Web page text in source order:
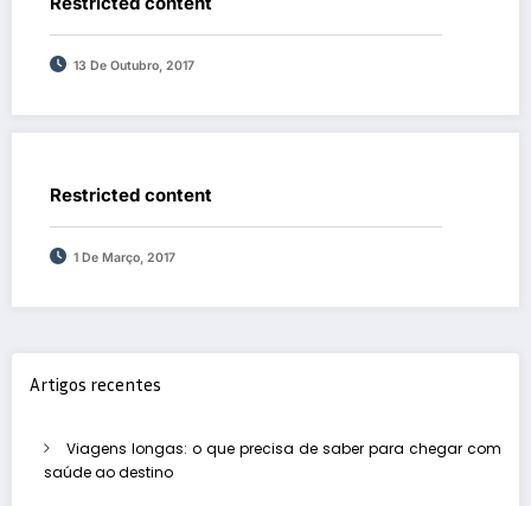
13 De Outubro, 2017
Restricted content
1 De Março, 2017
Artigos recentes
Viagens longas: o que precisa de saber para chegar com
saúde ao destino